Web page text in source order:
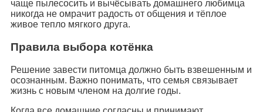
чаще пылесосить и вычёсывать домашнего любимца
никогда не омрачит радость от общения и тёплое
живое тепло мягкого друга.
Правила выбора котёнка
Решение завести питомца должно быть взвешенным и
осознанным. Важно понимать, что семья связывает
жизнь с новым членом на долгие годы.